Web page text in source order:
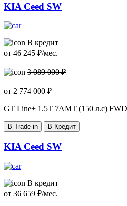
KIA Ceed SW
В кредит
от 46 245 ₽/мес.
3 089 000 ₽
от 2 774 000 ₽
GT Line+ 1.5T 7AMT (150 л.с) FWD
В Trade-in В Кредит
KIA Ceed SW
В кредит
от 36 659 ₽/мес.